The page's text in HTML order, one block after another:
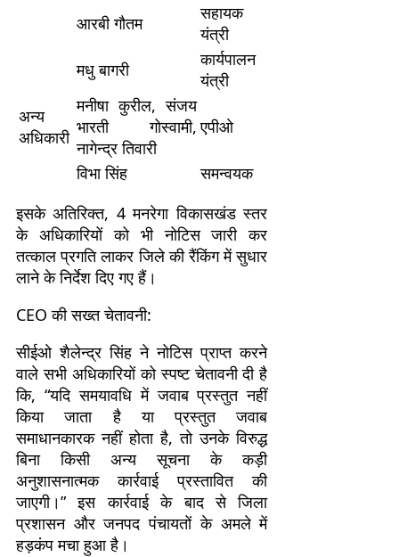
आरबी गौतम
सहायक
यंत्री
मधु बागरी
कार्यपालन
यंत्री
अन्य
अधिकारी
मनीषा कुरील, संजय
भारती गोस्वामी,
नागेन्द्र तिवारी
एपीओ
विभा सिंह
समन्वयक
इसके अतिरिक्त, 4 मनरेगा विकासखंड स्तर
के अधिकारियों को भी नोटिस जारी कर
तत्काल प्रगति लाकर जिले की रैंकिंग में सुधार
लाने के निर्देश दिए गए हैं।
CEO की सख्त चेतावनी:
सीईओ शैलेन्द्र सिंह ने नोटिस प्राप्त करने
वाले सभी अधिकारियों को स्पष्ट चेतावनी दी है
कि, “यदि समयावधि में जवाब प्रस्तुत नहीं
किया जाता है या प्रस्तुत जवाब
समाधानकारक नहीं होता है, तो उनके विरुद्ध
बिना किसी अन्य सूचना के कड़ी
अनुशासनात्मक कार्रवाई प्रस्तावित की
जाएगी।” इस कार्रवाई के बाद से जिला
प्रशासन और जनपद पंचायतों के अमले में
हड़कंप मचा हुआ है।